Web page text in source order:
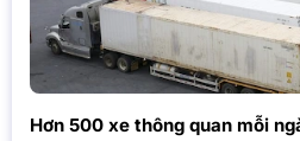
Hơn 500 xe thông quan mỗi